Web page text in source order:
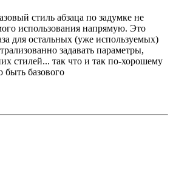
стиль абзаца по задумке не
использования напрямую. Это
для остальных (уже используемых)
задавать параметры,
стилей... так что и так по-хорошему
быть базового